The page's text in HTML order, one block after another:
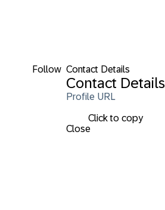
Follow Contact Details
Contact Details
Profile URL
Click to copy
Close